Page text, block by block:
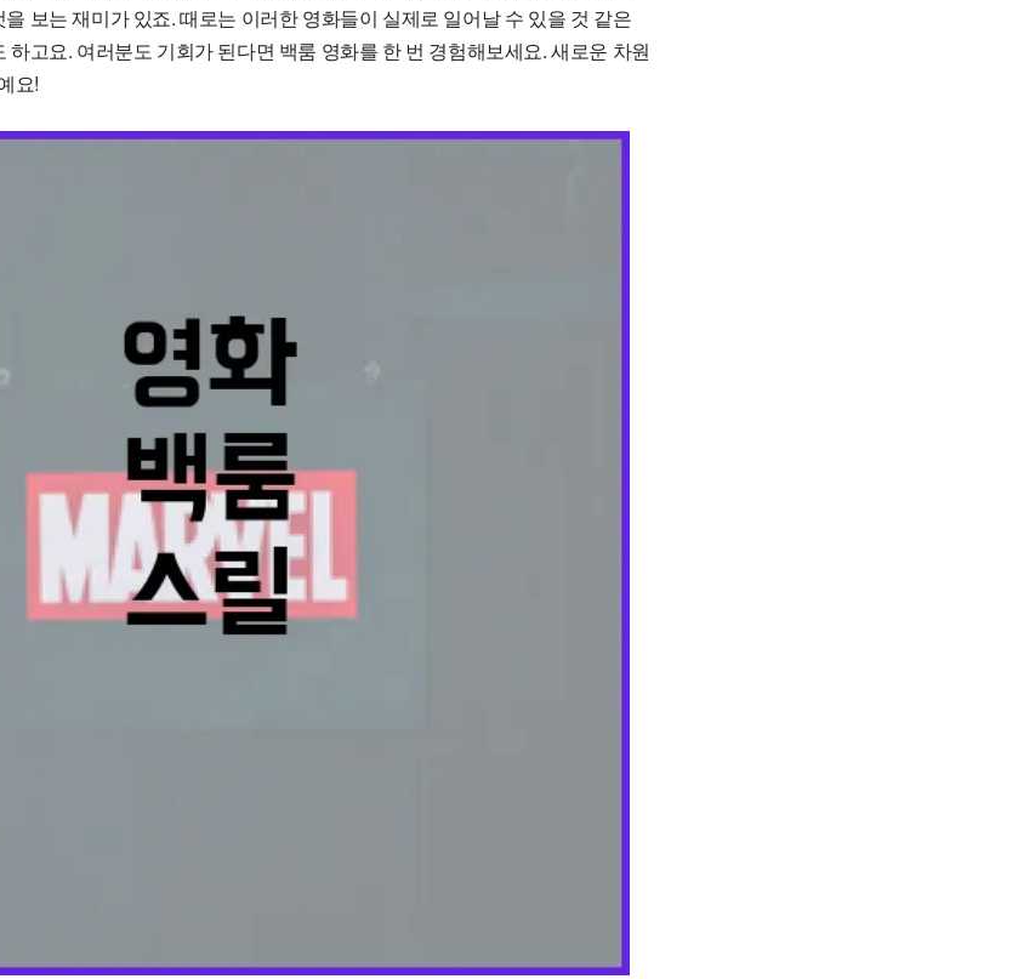
보는 재미가 있죠. 때로는 이러한 영화들이 실제로 일어날 수 있을 것 같은
하고요. 여러분도 기회가 된다면 백룸 영화를 한 번 경험해보세요. 새로운 차원
요!